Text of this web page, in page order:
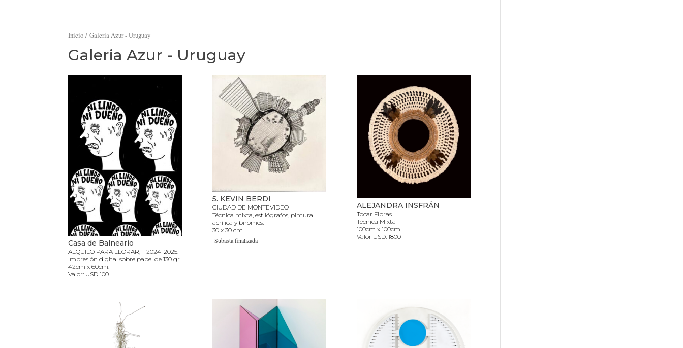
Inicio / Galeria Azur - Uruguay
Galeria Azur - Uruguay
Casa de Balneario
ALQUILO PARA LLORAR, – 2024-2025.
Impresión digital sobre papel de 130 gr
42cm x 60cm.
Valor: USD 100
5. KEVIN BERDI
CIUDAD DE MONTEVIDEO
Técnica mixta, estilógrafos, pintura
acrílica y biromes.
30 x 30 cm
Subasta finalizada
ALEJANDRA INSFRÁN
Tocar Fibras
Técnica Mixta
100cm x 100cm
Valor USD: 1800